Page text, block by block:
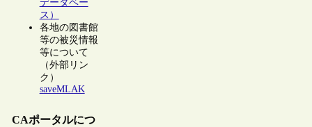
データベー
ス）
各地の図書館
等の被災情報
等について
（外部リン
ク）
saveMLAK
CAポータルにつ